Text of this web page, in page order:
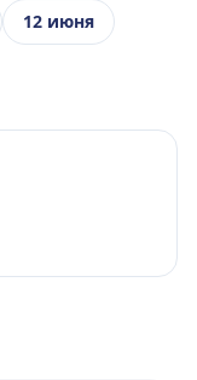
12 июня